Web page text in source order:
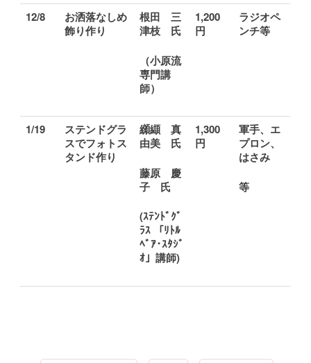
12/8
お洒落なしめ
飾り作り
根田 三
津枝 氏
（小原流
専門講
師）
1,200
円
ラジオペ
ンチ等
1/19
ステンドグラ
スでフォトス
タンド作り
纐纈 真
由美 氏
藤原 慶
子 氏
(ｽﾃﾝﾄﾞｸﾞ
ﾗｽ 「ﾘﾄﾙ
ﾍﾞｱ･ｽﾀｼﾞ
ｵ」講師)
1,300
円
軍手、エ
プロン、
はさみ
等